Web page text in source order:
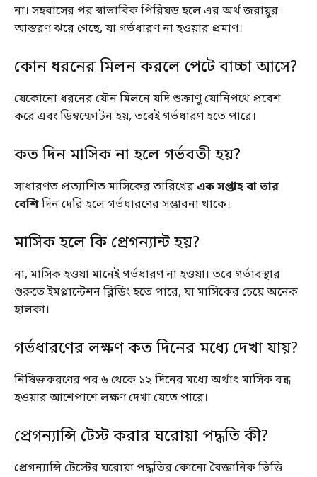
না। সহবাসের পর স্বাভাবিক পিরিয়ড হলে এর অর্থ জরায়ুর
আস্তরণ ঝরে গেছে, যা গর্ভধারণ না হওয়ার প্রমাণ।
কোন ধরনের মিলন করলে পেটে বাচ্চা আসে?
যেকোনো ধরনের যৌন মিলনে যদি শুক্রাণু যোনিপথে প্রবেশ
করে এবং ডিম্বস্ফোটন হয়, তবেই গর্ভধারণ হতে পারে।
কত দিন মাসিক না হলে গর্ভবতী হয়?
সাধারণত প্রত্যাশিত মাসিকের তারিখের এক সপ্তাহ বা তার
বেশিদিন দেরি হলে গর্ভধারণের সম্ভাবনা থাকে।
মাসিক হলে কি প্রেগন্যান্ট হয়?
না, মাসিক হওয়া মানেই গর্ভধারণ না হওয়া। তবে গর্ভাবস্থার
শুরুতে ইমপ্লান্টেশন ব্লিডিং হতে পারে, যা মাসিকের চেয়ে অনেক
হালকা।
গর্ভধারণের লক্ষণ কত দিনের মধ্যে দেখা যায়?
নিষিক্তকরণের পর ৬ থেকে ১২ দিনের মধ্যে অর্থাৎ মাসিক বন্ধ
হওয়ার আশেপাশে লক্ষণ দেখা যেতে পারে।
প্রেগন্যান্সি টেস্ট করার ঘরোয়া পদ্ধতি কী?
প্রেগন্যান্সি টেস্টের ঘরোয়া পদ্ধতির কোনো বৈজ্ঞানিক ভিত্তি